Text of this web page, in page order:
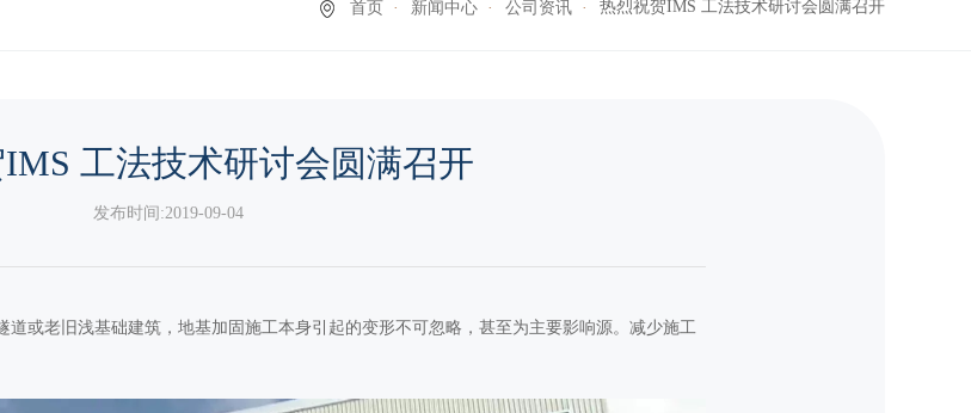
首页 新闻中心 公司资讯 热烈祝贺IMS 工法技术研讨会圆满召开
工法技术研讨会圆满召开
发布时间:2019-09-04
或老旧浅基础建筑，地基加固施工本身引起的变形不可忽略，甚至为主要影响源。减少施工